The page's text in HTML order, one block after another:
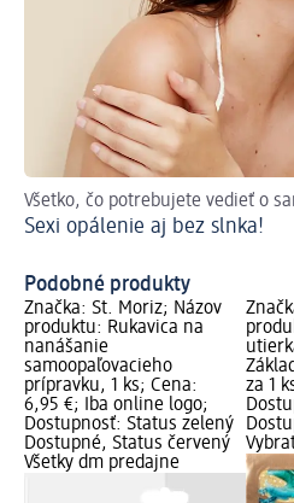
Všetko, čo potrebujete vedieť o
Sexi opálenie aj bez slnka!
Podobné produkty
Značka: St. Moriz; Názov
produktu: Rukavica na
nanášanie
samoopaľovacieho
prípravku, 1 ks; Cena:
6,95 €; Iba online logo;
Dostupnosť: Status zelený
Dostupné, Status červený
Všetky dm predajne
za 1